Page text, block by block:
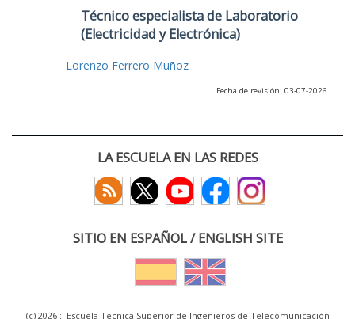
Técnico especialista de Laboratorio
(Electricidad y Electrónica)
Lorenzo Ferrero Muñoz
Fecha de revisión: 03-07-2026
LA ESCUELA EN LAS REDES
SITIO EN ESPAÑOL / ENGLISH SITE
(c) 2026 :: Escuela Técnica Superior de Ingenieros de Telecomunicación